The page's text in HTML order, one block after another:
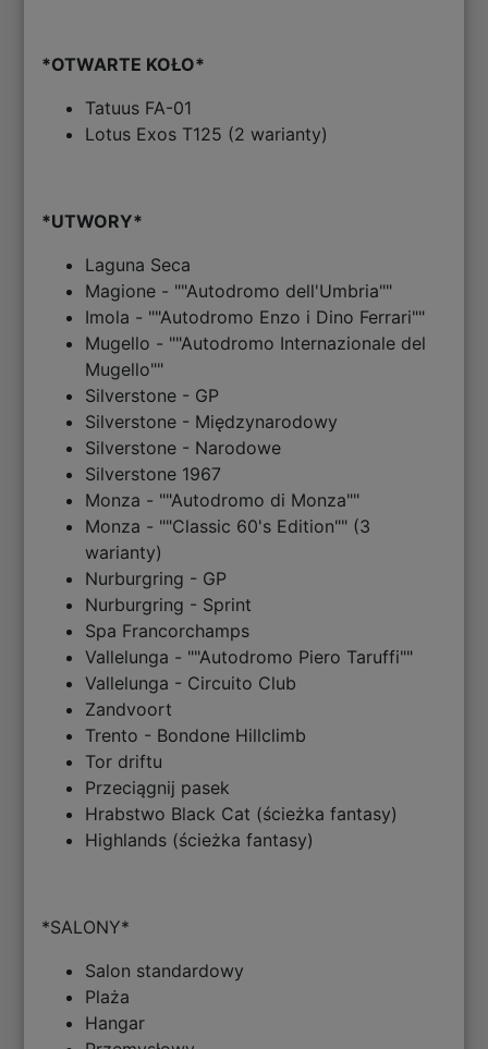
*OTWARTE KOŁO*
Tatuus FA-01
Lotus Exos T125 (2 warianty)
*UTWORY*
Laguna Seca
Magione - ""Autodromo dell'Umbria""
Imola - ""Autodromo Enzo i Dino Ferrari""
Mugello - ""Autodromo Internazionale del
Mugello""
Silverstone - GP
Silverstone - Międzynarodowy
Silverstone - Narodowe
Silverstone 1967
Monza - ""Autodromo di Monza""
Monza - ""Classic 60's Edition"" (3
warianty)
Nurburgring - GP
Nurburgring - Sprint
Spa Francorchamps
Vallelunga - ""Autodromo Piero Taruffi""
Vallelunga - Circuito Club
Zandvoort
Trento - Bondone Hillclimb
Tor driftu
Przeciągnij pasek
Hrabstwo Black Cat (ścieżka fantasy)
Highlands (ścieżka fantasy)
*SALONY*
Salon standardowy
Plaża
Hangar